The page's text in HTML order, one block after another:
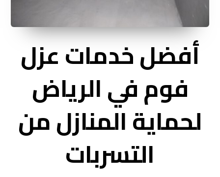
أفضل خدمات عزل
فوم في الرياض
لحماية المنازل من
التسربات